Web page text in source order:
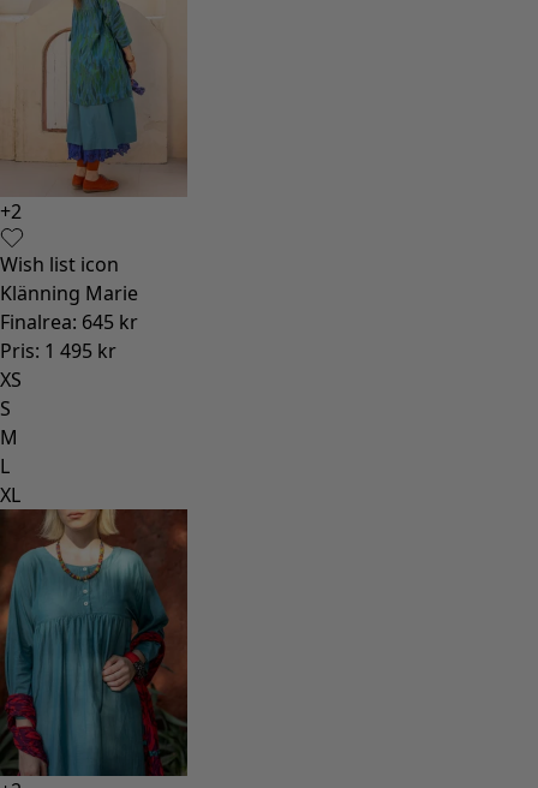
+2
Wish list icon
Klänning Marie
Finalrea: 645 kr
Pris: 1 495 kr
XS
S
M
L
XL